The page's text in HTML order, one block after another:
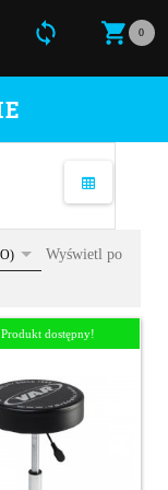
0
Wyświetl po
Produkt dostępny!